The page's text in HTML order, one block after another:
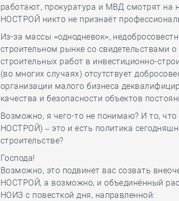
работают, прокуратура и МВД смотрят на
НОСТРОЙ никто не признаёт
Из-за массы «однодневок»,
строительном рынке со свидетельствами
строительных работ в инвестиционно-
(во многих случаях) отсутствует
организации малого бизнеса
качества и безопасности объектов
Возможно, я чего-то не понимаю? И то, что
НОСТРОЙ) – это и есть политика
строительстве?
Господа!
Возможно, это подвинет вас созвать
НОСТРОЙ, а возможно, и объединённый
НОИЗ с повесткой дня, направленной: